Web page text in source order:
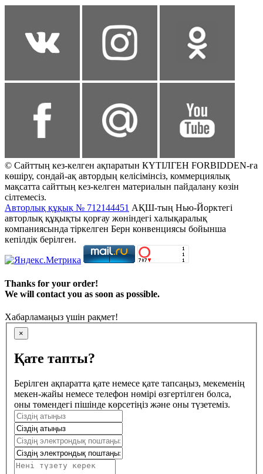
© Сайттың кез-келген ақпаратын КҮТІЛГЕН FORBIDDEN-ға
көшіру, сондай-ақ автордың келісімінсіз, коммерциялық
мақсатта сайттың кез-келген материалын пайдалану көзін
сілтемесіз.
Авторлық құқық № 712144451 АҚШ-тың Нью-Йорктегі
авторлық құқықты қорғау жөніндегі халықаралық
компаниясында тіркелген Берн конвенциясы бойынша
кепілдік берілген.
Thanks for your order!
We will contact you as soon as possible.
Хабарламаңыз үшін рақмет!
×
Қате тапты?
Берілген ақпаратта қате немесе қате тапсаңыз, мекеменің
мекен-жайы немесе телефон нөмірі өзгертілген болса,
оны төмендегі пішінде көрсетіңіз және оны түзетеміз.